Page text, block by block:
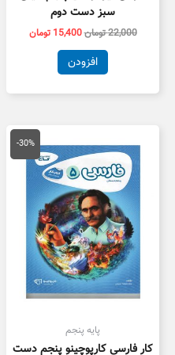
سبز دست دوم
22,000تومان15,400 تومان
افزودن
-30%
پایه پنجم
کار فارسی کارپوچینو پنجم دست
اصلی
20,000 تومان
بود.
قیمت
فعلی
است.